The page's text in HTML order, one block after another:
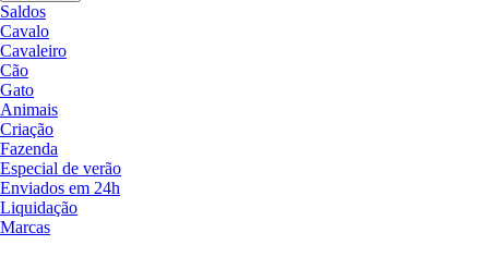
Saldos
Cavalo
Cavaleiro
Cão
Gato
Animais
Criação
Fazenda
Especial de verão
Enviados em 24h
Liquidação
Marcas